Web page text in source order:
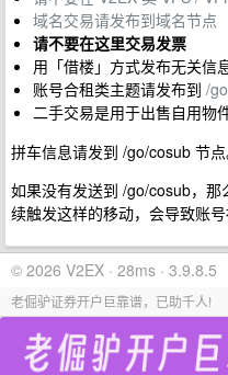
域名交易请发布到域名节点
请不要在这里交易发票
用「借楼」方式发布无关信
账号合租类主题请发布到 /
二手交易是用于出售自用物
拼车信息请发到 /go/cosub 节点
如果没有发送到 /go/cosub，
续触发这样的移动，会导致账号
© 2026 V2EX · 28ms · 3.9.8.5
老倔驴证券开户巨靠谱，已助千人!